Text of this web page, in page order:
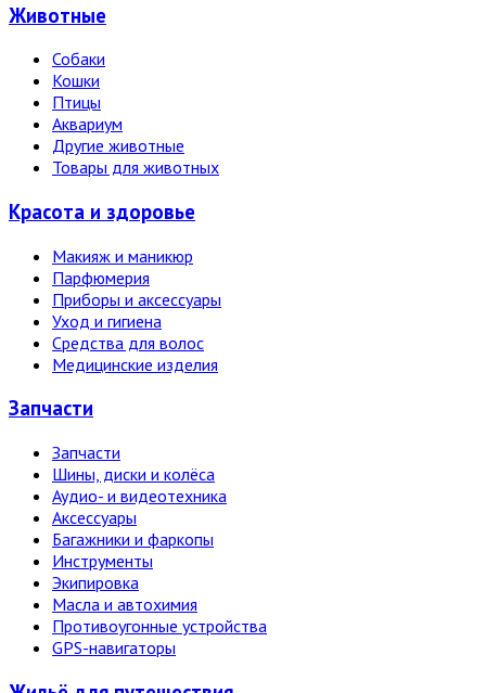
Животные
Собаки
Кошки
Птицы
Аквариум
Другие животные
Товары для животных
Красота и здоровье
Макияж и маникюр
Парфюмерия
Приборы и аксессуары
Уход и гигиена
Средства для волос
Медицинские изделия
Запчасти
Запчасти
Шины, диски и колёса
Аудио- и видеотехника
Аксессуары
Багажники и фаркопы
Инструменты
Экипировка
Масла и автохимия
Противоугонные устройства
GPS-навигаторы